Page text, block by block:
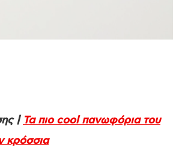
| Τα πιο cool πανωφόρια του
κρόσσια